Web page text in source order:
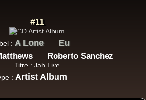
#11
: A Lone Eu
Roberto Sanchez
Titre : Jah Live
: Artist Album